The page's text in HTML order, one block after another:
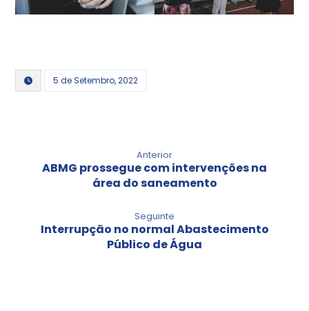
5 de Setembro, 2022
Anterior
ABMG prossegue com intervenções na
área do saneamento
Seguinte
Interrupção no normal Abastecimento
Público de Água